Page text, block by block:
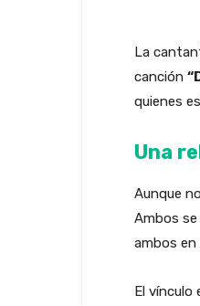
La
canción
quienes
Una
Aunque
Ambos
ambos en
El